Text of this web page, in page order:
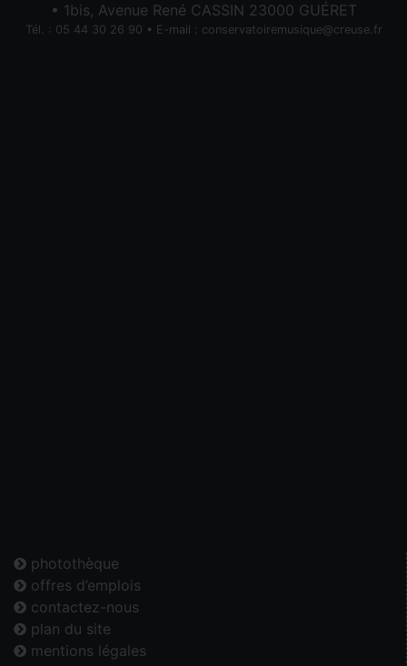
• 1bis, Avenue René CASSIN 23000 GUÉRET
Tél. : 05 44 30 26 90 • E-mail : conservatoiremusique@creuse.fr
photothèque
offres d’emplois
contactez-nous
plan du site
mentions légales